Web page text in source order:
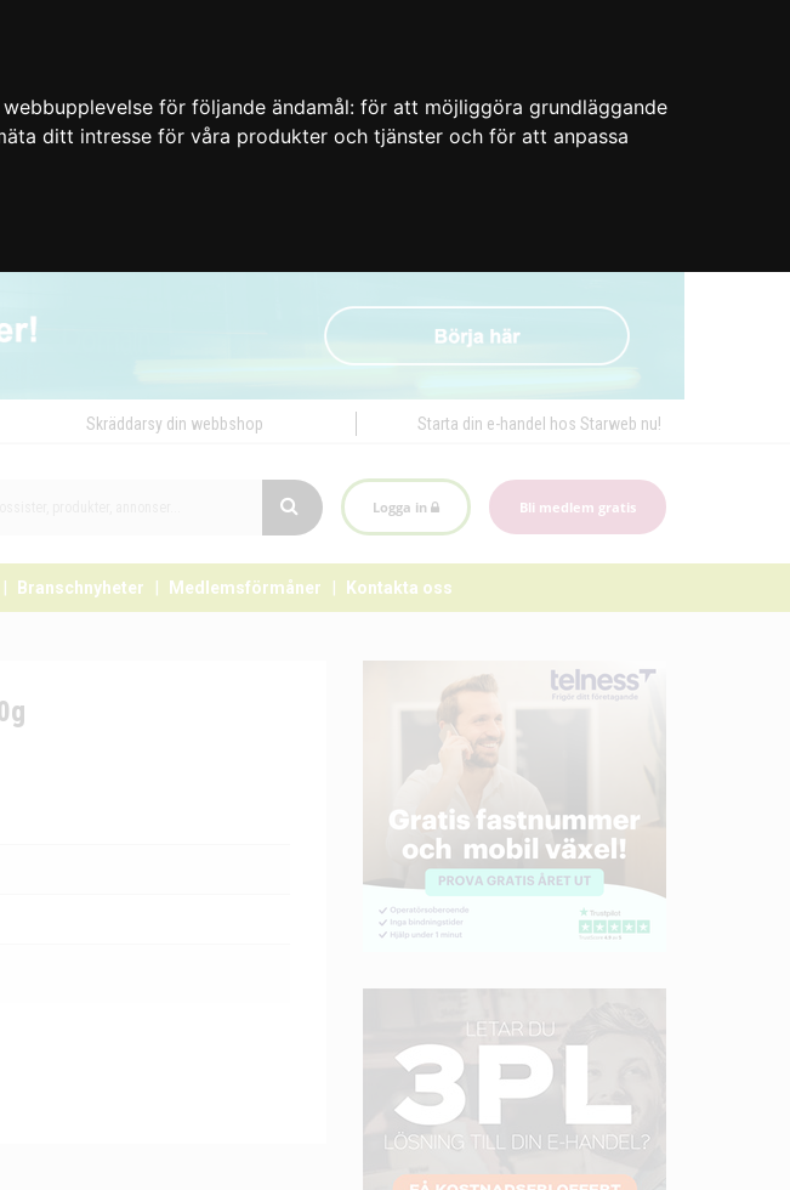
för följande ändamål: för att möjliggöra grundläggande
ditt intresse för våra produkter och tjänster och för att anpassa
Skräddarsy din webbshop Starta din e-handel hos Starweb nu!
Logga in Bli medlem gratis
Branschnyheter Medlemsförmåner Kontakta oss